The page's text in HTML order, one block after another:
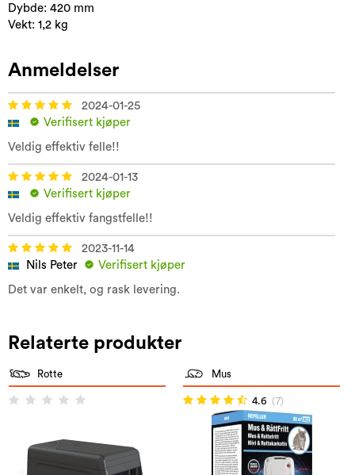
Dybde: 420 mm
Vekt: 1,2 kg
Anmeldelser
2024-01-25
Verifisert kjøper
Veldig effektiv felle!!
2024-01-13
Verifisert kjøper
Veldig effektiv fangstfelle!!
2023-11-14
Nils Peter
Verifisert kjøper
Det var enkelt, og rask levering.
Relaterte produkter
Rotte Mus
4.6 (7)